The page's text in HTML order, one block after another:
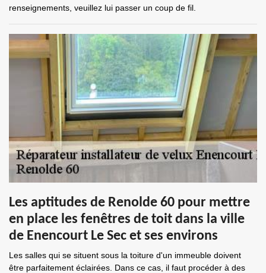
renseignements, veuillez lui passer un coup de fil.
Les aptitudes de Renolde 60 pour mettre
en place les fenêtres de toit dans la ville
de Enencourt Le Sec et ses environs
Les salles qui se situent sous la toiture d'un immeuble doivent
être parfaitement éclairées. Dans ce cas, il faut procéder à des